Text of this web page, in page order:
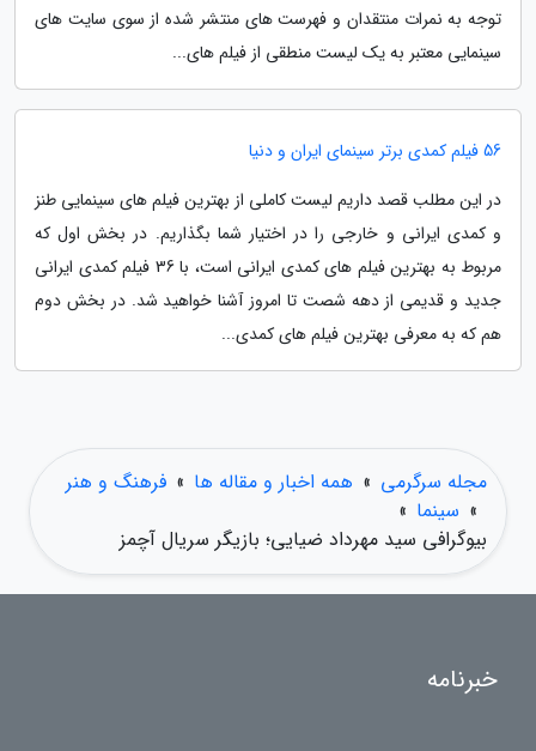
توجه به نمرات منتقدان و فهرست های منتشر شده از سوی سایت های
سینمایی معتبر به یک لیست منطقی از فیلم های...
56 فیلم کمدی برتر سینمای ایران و دنیا
در این مطلب قصد داریم لیست کاملی از بهترین فیلم های سینمایی طنز
و کمدی ایرانی و خارجی را در اختیار شما بگذاریم. در بخش اول که
مربوط به بهترین فیلم های کمدی ایرانی است، با 36 فیلم کمدی ایرانی
جدید و قدیمی از دهه شصت تا امروز آشنا خواهید شد. در بخش دوم
هم که به معرفی بهترین فیلم های کمدی...
مجله سرگرمی » همه اخبار و مقاله ها » فرهنگ و هنر
» سینما »
بیوگرافی سید مهرداد ضیایی؛ بازیگر سریال آچمز
خبرنامه